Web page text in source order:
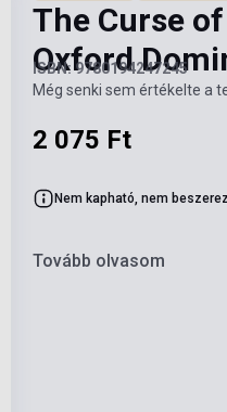
The Curse
Oxford
ISBN: 9780194247245
Még senki sem értékelte a
2 075 Ft
Nem kapható, nem
Tovább olvasom